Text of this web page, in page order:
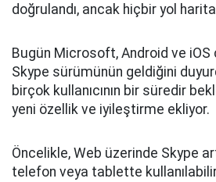
doğrulandı, ancak hiçbir yol
Bugün Microsoft, Android ve iOS
Skype sürümünün geldiğini
birçok kullanıcının bir süredir
yeni özellik ve iyileştirme ekliyor.
Öncelikle, Web üzerinde Skype
telefon veya tablette